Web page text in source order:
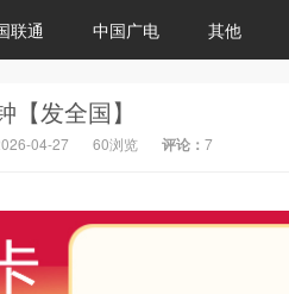
联通 中国广电 其他
发全国】
04-27 60浏览 评论： 7